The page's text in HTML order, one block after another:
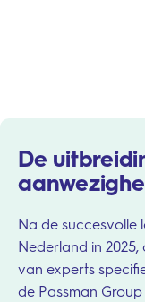
De
Na de succesvolle
Nederland in
van experts
de Passman